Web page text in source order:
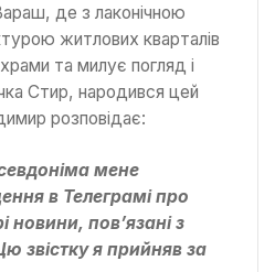
де з лаконічною
житлових кварталів
та милує погляд і
Стир, народився цей
розповідає:
мене
в Телеграмі про
новини, пов’язані з
звістку я прийняв за